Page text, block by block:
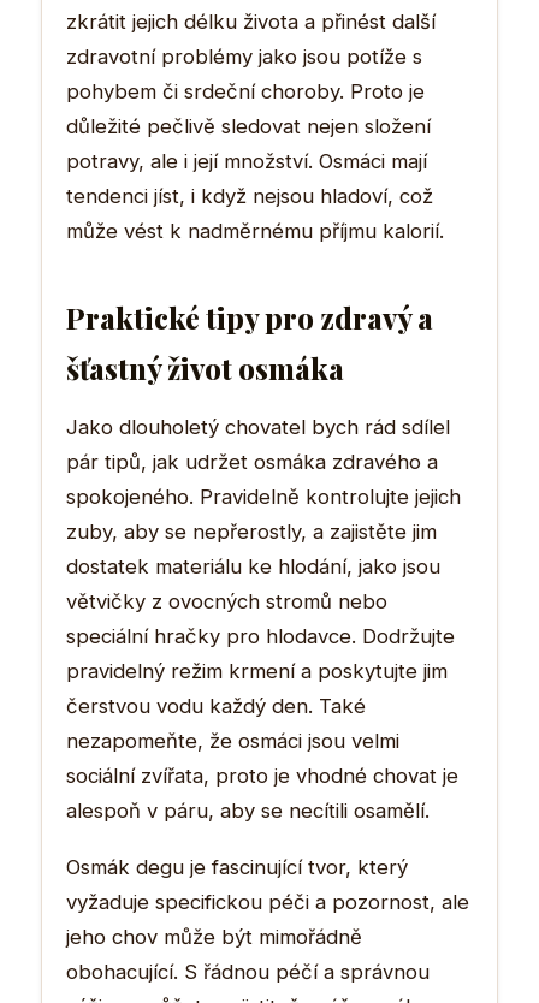
zkrátit jejich délku života a přinést další
zdravotní problémy jako jsou potíže s
pohybem či srdeční choroby. Proto je
důležité pečlivě sledovat nejen složení
potravy, ale i její množství. Osmáci mají
tendenci jíst, i když nejsou hladoví, což
může vést k nadměrnému příjmu kalorií.
Praktické tipy pro zdravý a
šťastný život osmáka
Jako dlouholetý chovatel bych rád sdílel
pár tipů, jak udržet osmáka zdravého a
spokojeného. Pravidelně kontrolujte jejich
zuby, aby se nepřerostly, a zajistěte jim
dostatek materiálu ke hlodání, jako jsou
větvičky z ovocných stromů nebo
speciální hračky pro hlodavce. Dodržujte
pravidelný režim krmení a poskytujte jim
čerstvou vodu každý den. Také
nezapomeňte, že osmáci jsou velmi
sociální zvířata, proto je vhodné chovat je
alespoň v páru, aby se necítili osamělí.
Osmák degu je fascinující tvor, který
vyžaduje specifickou péči a pozornost, ale
jeho chov může být mimořádně
obohacující. S řádnou péčí a správnou